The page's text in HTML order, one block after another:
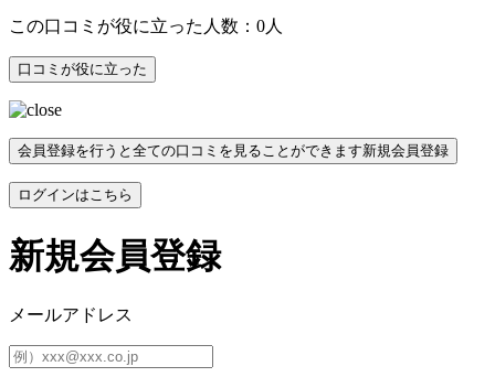
この口コミが役に立った人数：0人
口コミが役に立った
会員登録を行うと全ての口コミを見ることができます新規会員登録
ログインはこちら
新規会員登録
メールアドレス